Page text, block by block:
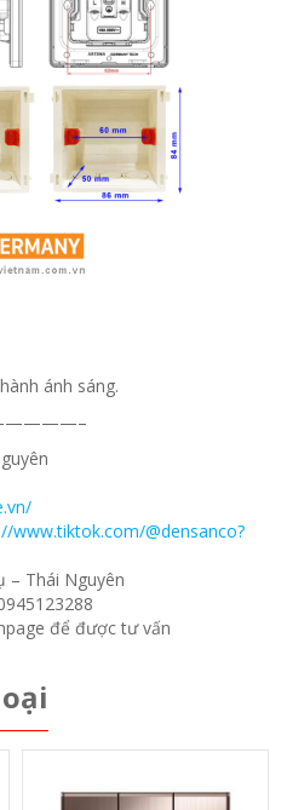
ánh sáng.
www.tiktok.com/@densanco?
– Thái Nguyên
để được tư vấn